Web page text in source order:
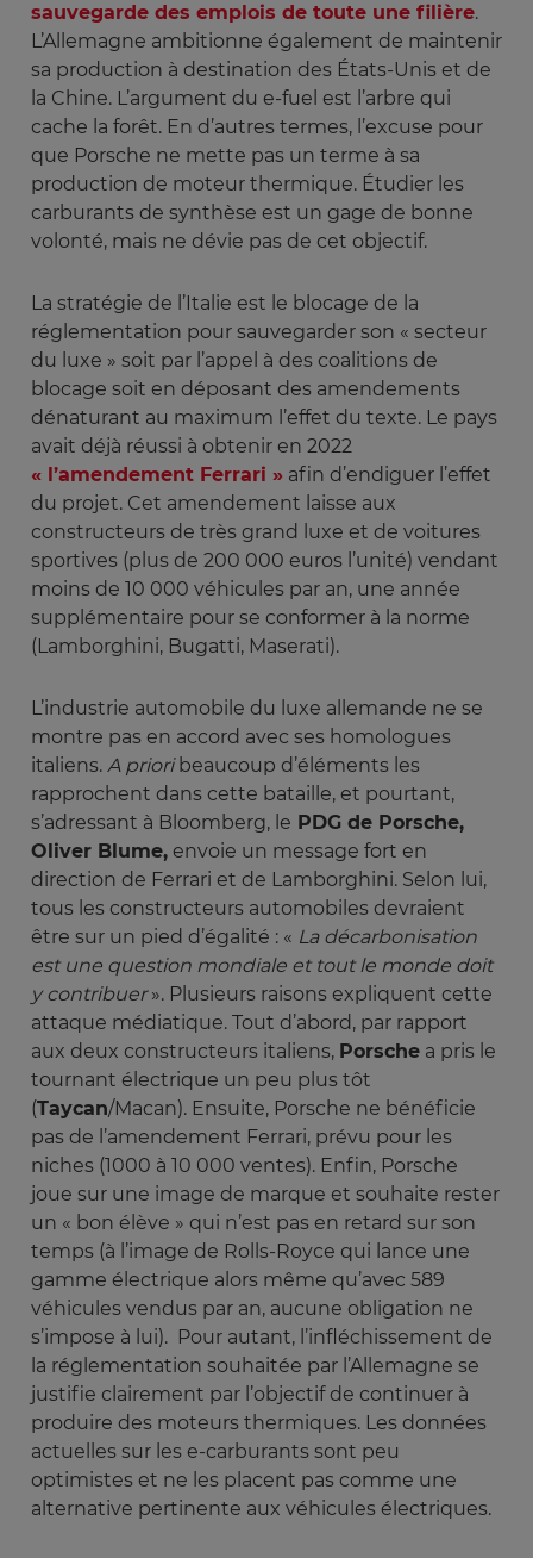
sauvegarde des emplois de toute une filière.
L’Allemagne ambitionne également de maintenir
sa production à destination des États-Unis et de
la Chine. L’argument du e-fuel est l’arbre qui
cache la forêt. En d’autres termes, l’excuse pour
que Porsche ne mette pas un terme à sa
production de moteur thermique. Étudier les
carburants de synthèse est un gage de bonne
volonté, mais ne dévie pas de cet objectif.
La stratégie de l’Italie est le blocage de la
réglementation pour sauvegarder son « secteur
du luxe » soit par l’appel à des coalitions de
blocage soit en déposant des amendements
dénaturant au maximum l’effet du texte. Le pays
avait déjà réussi à obtenir en 2022
« l’amendement Ferrari » afin d’endiguer l’effet
du projet. Cet amendement laisse aux
constructeurs de très grand luxe et de voitures
sportives (plus de 200 000 euros l’unité) vendant
moins de 10 000 véhicules par an, une année
supplémentaire pour se conformer à la norme
(Lamborghini, Bugatti, Maserati).
L’industrie automobile du luxe allemande ne se
montre pas en accord avec ses homologues
italiens. A prioribeaucoup d’éléments les
rapprochent dans cette bataille, et pourtant,
s’adressant à Bloomberg, le PDG de Porsche,
Oliver Blume, envoie un message fort en
direction de Ferrari et de Lamborghini. Selon lui,
tous les constructeurs automobiles devraient
être sur un pied d’égalité : « La décarbonisation
est une question mondiale et tout le monde doit
y contribuer». Plusieurs raisons expliquent cette
attaque médiatique. Tout d’abord, par rapport
aux deux constructeurs italiens, Porsche a pris le
tournant électrique un peu plus tôt
(Taycan/Macan). Ensuite, Porsche ne bénéficie
pas de l’amendement Ferrari, prévu pour les
niches (1000 à 10 000 ventes). Enfin, Porsche
joue sur une image de marque et souhaite rester
un « bon élève » qui n’est pas en retard sur son
temps (à l’image de Rolls-Royce qui lance une
gamme électrique alors même qu’avec 589
véhicules vendus par an, aucune obligation ne
s’impose à lui). Pour autant, l’infléchissement de
la réglementation souhaitée par l’Allemagne se
justifie clairement par l’objectif de continuer à
produire des moteurs thermiques. Les données
actuelles sur les e-carburants sont peu
optimistes et ne les placent pas comme une
alternative pertinente aux véhicules électriques.